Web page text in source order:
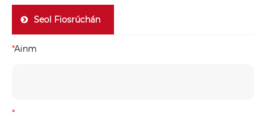
Seol Fiosrúchán
*Ainm
*